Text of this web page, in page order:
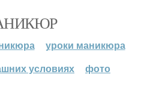
уроки маникюра
условиях
фото